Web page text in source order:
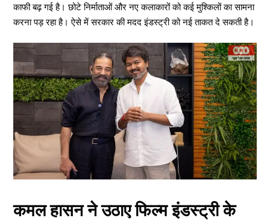
काफी बढ़ गई है। छोटे निर्माताओं और नए कलाकारों को कई मुश्किलों का सामना
करना पड़ रहा है। ऐसे में सरकार की मदद इंडस्ट्री को नई ताकत दे सकती है।
कमल हासन ने उठाए फिल्म इंडस्ट्री के